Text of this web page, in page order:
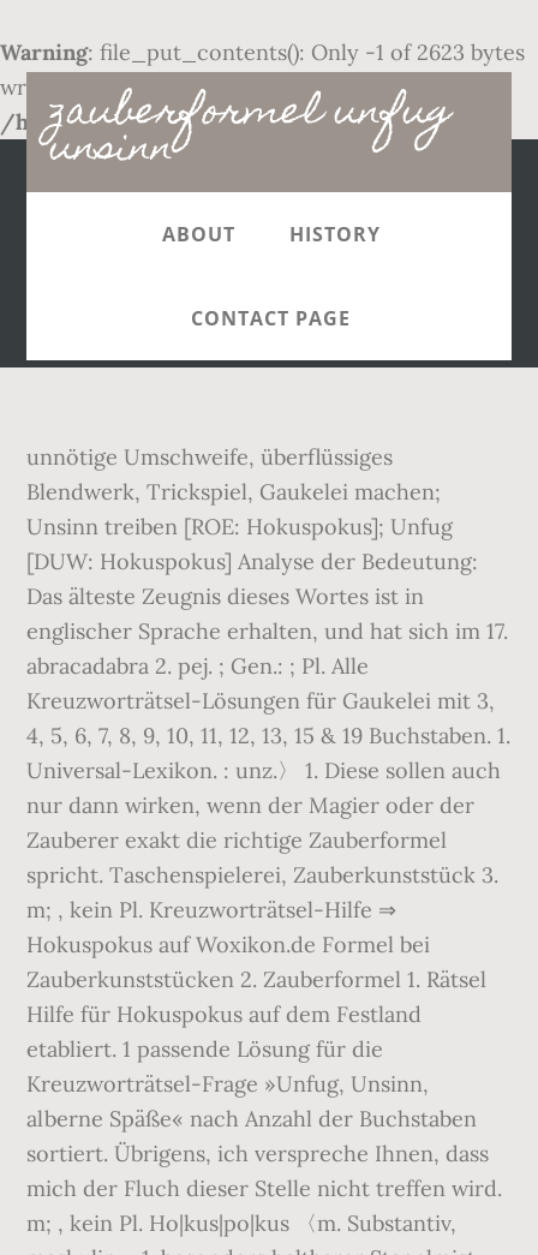
Warning: file_put_contents(): Only -1 of 2623 bytes
written, possibly out of free disk space in
/home/www/6dd47f.phpon line41
zauberformel unfug
unsinn
Main
navigation
ABOUT HISTORY
CONTACT PAGE
unnötige Umschweife, überflüssiges
Blendwerk, Trickspiel, Gaukelei machen;
Unsinn treiben [ROE: Hokuspokus]; Unfug
[DUW: Hokuspokus] Analyse der Bedeutung:
Das älteste Zeugnis dieses Wortes ist in
englischer Sprache erhalten, und hat sich im 17.
abracadabra 2. pej. ; Gen.: ; Pl. Alle
Kreuzworträtsel-Lösungen für Gaukelei mit 3,
4, 5, 6, 7, 8, 9, 10, 11, 12, 13, 15 & 19 Buchstaben. 1.
Universal-Lexikon. : unz.〉 1. Diese sollen auch
nur dann wirken, wenn der Magier oder der
Zauberer exakt die richtige Zauberformel
spricht. Taschenspielerei, Zauberkunststück 3.
m; , kein Pl. Kreuzworträtsel-Hilfe ⇒
Hokuspokus auf Woxikon.de Formel bei
Zauberkunststücken 2. Zauberformel 1. Rätsel
Hilfe für Hokuspokus auf dem Festland
etabliert. 1 passende Lösung für die
Kreuzworträtsel-Frage »Unfug, Unsinn,
alberne Späße« nach Anzahl der Buchstaben
sortiert. Übrigens, ich verspreche Ihnen, dass
mich der Fluch dieser Stelle nicht treffen wird.
m; , kein Pl. Ho|kus|po|kus 〈m. Substantiv,